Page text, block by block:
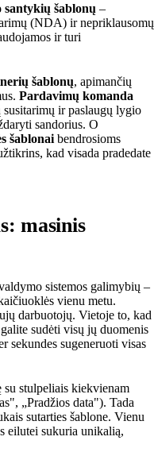
šablonų –
(NDA) ir nepriklausomų
ir turi
šablonų, apimančių
Pardavimų komanda
susitarimų ir paslaugų lygio
sandorius. O
šablonai bendrosioms
kad visada pradedate
masinis
sistemos galimybių –
vienu metu.
darbuotojų. Vietoje to, kad
sudėti visų jų duomenis
sekundes sugeneruoti visas
stulpeliais kiekvienam
„Pradžios data"). Tada
sutarties šablone. Vienu
eilutei sukuria unikalią,